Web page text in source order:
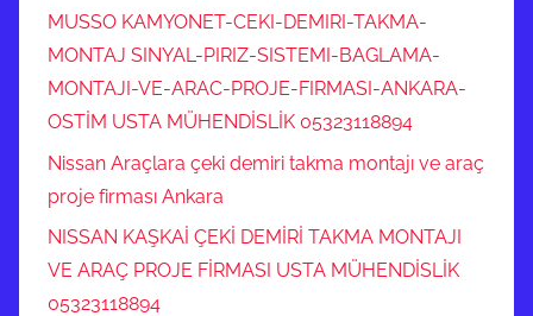
MUSSO KAMYONET-CEKI-DEMIRI-TAKMA-
MONTAJ SINYAL-PIRIZ-SISTEMI-BAGLAMA-
MONTAJI-VE-ARAC-PROJE-FIRMASI-ANKARA-
OSTİM USTA MÜHENDİSLİK 05323118894
Nissan Araçlara çeki demiri takma montajı ve araç
proje firması Ankara
NISSAN KAŞKAİ ÇEKİ DEMİRİ TAKMA MONTAJI
VE ARAÇ PROJE FİRMASI USTA MÜHENDİSLİK
05323118894